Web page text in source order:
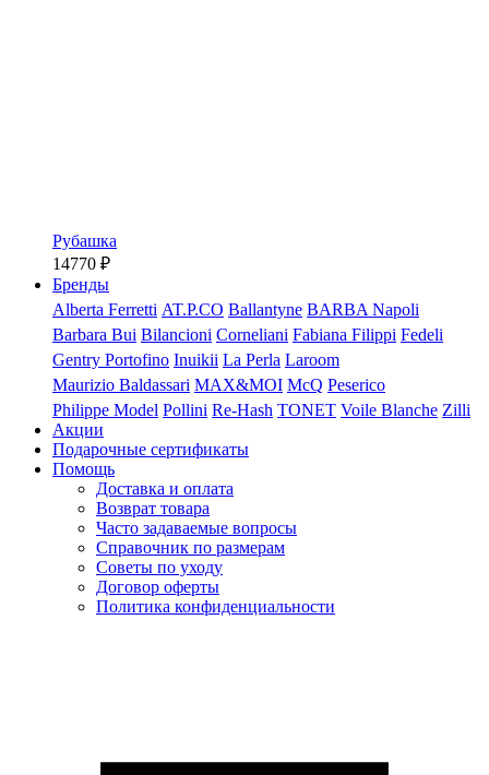
Рубашка
14770 ₽
Бренды
Alberta Ferretti AT.P.CO Ballantyne BARBA Napoli
Barbara Bui Bilancioni Corneliani Fabiana Filippi Fedeli
Gentry Portofino Inuikii La Perla Laroom
Maurizio Baldassari MAX&MOI McQ Peserico
Philippe Model Pollini Re-Hash TONET Voile Blanche Zilli
Акции
Подарочные сертификаты
Помощь
Доставка и оплата
Возврат товара
Часто задаваемые вопросы
Справочник по размерам
Советы по уходу
Договор оферты
Политика конфиденциальности